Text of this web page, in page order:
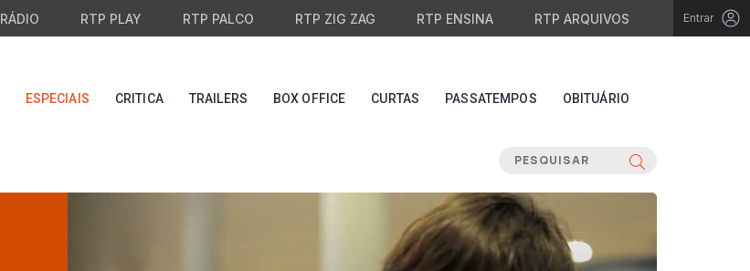
RÁDIO RTP PLAY RTP PALCO RTP ZIG ZAG RTP ENSINA RTP ARQUIVOS Entrar
ESPECIAIS CRITICA TRAILERS BOX OFFICE CURTAS PASSATEMPOS OBITUÁRIO